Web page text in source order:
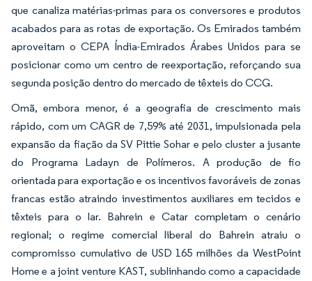
que canaliza matérias-primas para os conversores e produtos
acabados para as rotas de exportação. Os Emirados também
aproveitam o CEPA Índia-Emirados Árabes Unidos para se
posicionar como um centro de reexportação, reforçando sua
segunda posição dentro do mercado de têxteis do CCG.
Omã, embora menor, é a geografia de crescimento mais
rápido, com um CAGR de 7,59% até 2031, impulsionada pela
expansão da fiação da SV Pittie Sohar e pelo cluster a jusante
do Programa Ladayn de Polímeros. A produção de fio
orientada para exportação e os incentivos favoráveis de zonas
francas estão atraindo investimentos auxiliares em tecidos e
têxteis para o lar. Bahrein e Catar completam o cenário
regional; o regime comercial liberal do Bahrein atraiu o
compromisso cumulativo de USD 165 milhões da WestPoint
Home e a joint venture KAST, sublinhando como a capacidade